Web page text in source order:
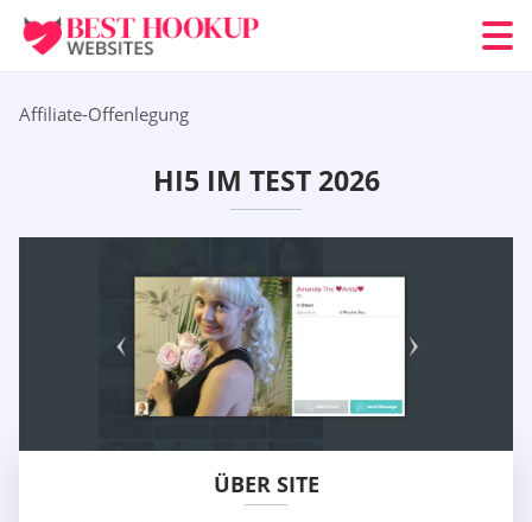
Affiliate-Offenlegung
HI5 IM TEST 2026
ÜBER SITE